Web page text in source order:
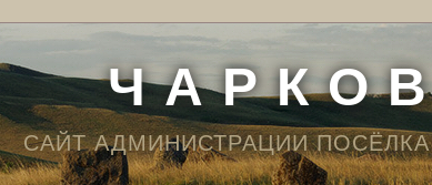
Ч А Р К О В
САЙТ АДМИНИСТРАЦИИ ПОСЁЛКА